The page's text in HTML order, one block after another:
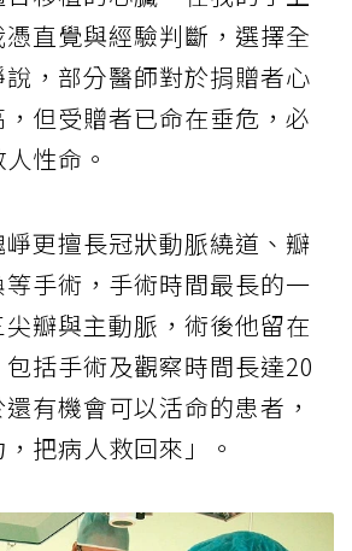
直覺與經驗判斷，選擇全
，部分醫師對於捐贈者心
但受贈者已命在垂危，必
性命。
更擅長冠狀動脈繞道、瓣
手術，手術時間最長的一
瓣與主動脈，術後他留在
括手術及觀察時間長達20
有機會可以活命的患者，
把病人救回來」。